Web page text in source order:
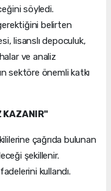
söyledi.
belirten
lisanslı depoculuk,
ve analiz
sektöre önemli katkı
KAZANIR"
çağrıda bulunan
şekillenir.
kullandı.